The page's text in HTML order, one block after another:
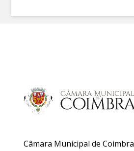
Câmara Municipal de Coimbra